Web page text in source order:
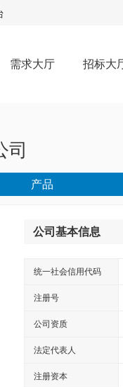
需求大厅 招标大
司
产品
公司基本信息
统一社会信用代码
注册号
公司资质
法定代表人
注册资本